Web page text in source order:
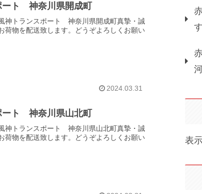
ート 神奈川県開成町
神トランスポート 神奈川県開成町真摯・誠
荷物を配送致します。どうぞよろしくお願い
2024.03.31
ート 神奈川県山北町
神トランスポート 神奈川県山北町真摯・誠
荷物を配送致します。どうぞよろしくお願い
表